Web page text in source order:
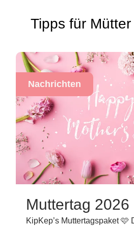
Tipps für
Nachrichten
Muttertag 2026
KipKep’s Muttertagspaket 🩷